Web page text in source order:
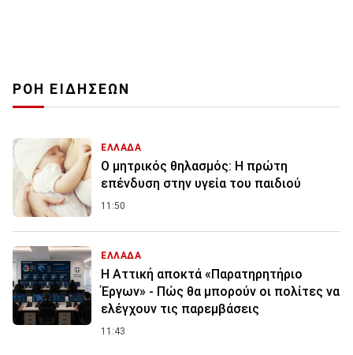
ΡΟΗ ΕΙΔΗΣΕΩΝ
ΕΛΛΑΔΑ
Ο μητρικός θηλασμός: Η πρώτη
επένδυση στην υγεία του παιδιού
11:50
ΕΛΛΑΔΑ
Η Αττική αποκτά «Παρατηρητήριο
Έργων» - Πώς θα μπορούν οι πολίτες να
ελέγχουν τις παρεμβάσεις
11:43